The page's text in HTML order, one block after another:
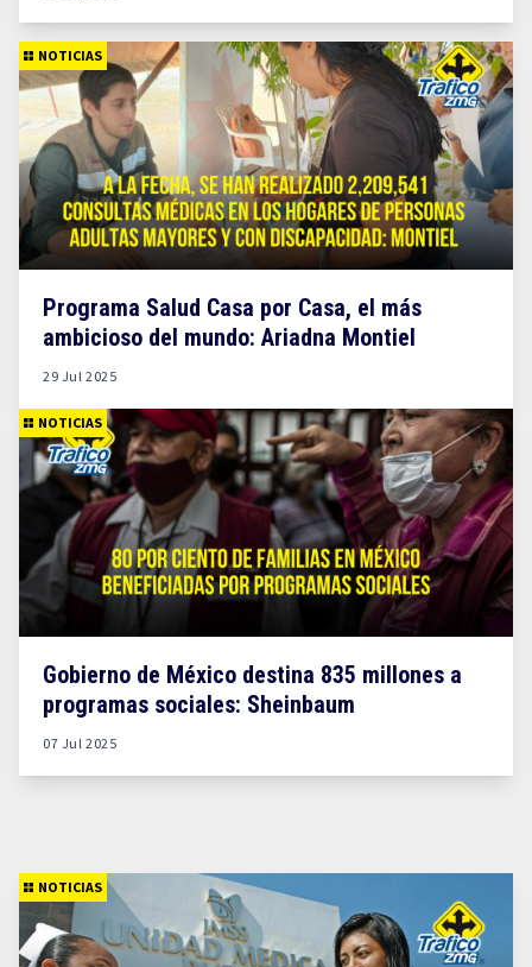
NOTICIAS
Programa Salud Casa por Casa, el más
ambicioso del mundo: Ariadna Montiel
29 Jul 2025
NOTICIAS
Gobierno de México destina 835 millones a
programas sociales: Sheinbaum
07 Jul 2025
NOTICIAS